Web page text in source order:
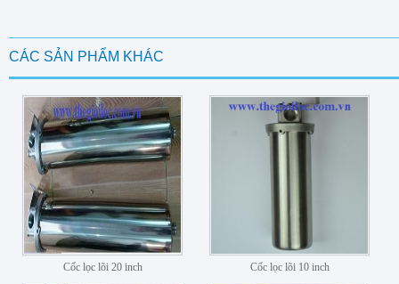
CÁC SẢN PHẨM KHÁC
Cốc lọc lõi 20 inch Cốc lọc lõi 10 inch